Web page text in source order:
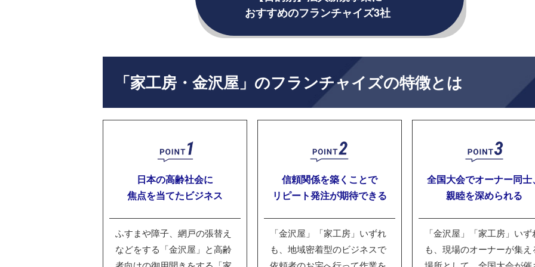
おすすめのフランチャイズ3社
「家工房・金沢屋」のフランチャイズの特徴とは
日本の高齢社会に
焦点を当てたビジネス
ふすまや障子、網戸の張替え
などをする「金沢屋」と高齢
信頼関係を築くことで
リピート発注が期待できる
「金沢屋」「家工房」いずれ
も、地域密着型のビジネスで
全国大会でオーナー同士、
親睦を深められる
「金沢屋」「家工房」いず
も、現場のオーナーが集え